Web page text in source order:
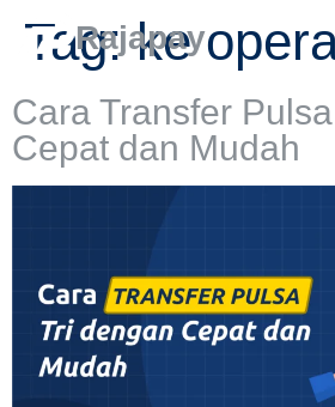
Rajapay
Tag:ke
Cara Transfer
Cepat dan Mudah